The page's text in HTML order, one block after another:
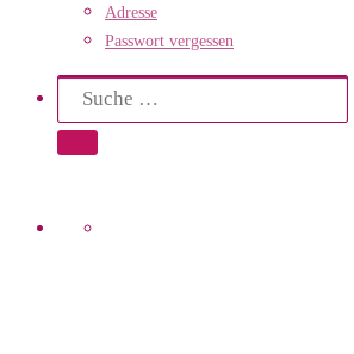
Adresse
Passwort vergessen
Search
Suche
Suche …